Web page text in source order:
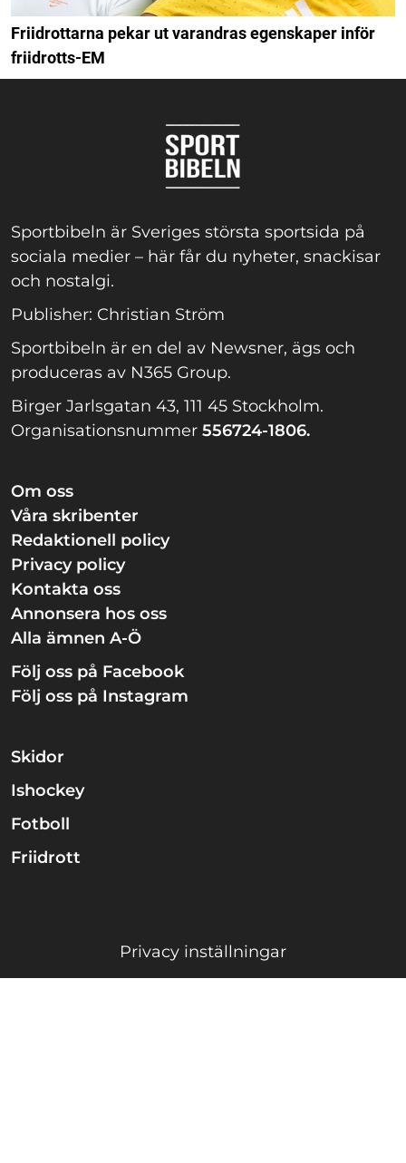
Friidrottarna pekar ut varandras egenskaper inför
friidrotts-EM
Sportbibeln är Sveriges största sportsida på
sociala medier – här får du nyheter, snackisar
och nostalgi.
Publisher: Christian Ström
Sportbibeln är en del av Newsner, ägs och
produceras av N365 Group.
Birger Jarlsgatan 43, 111 45 Stockholm.
Organisationsnummer 556724-1806.
Om oss
Våra skribenter
Redaktionell policy
Privacy policy
Kontakta oss
Annonsera hos oss
Alla ämnen A-Ö
Följ oss på Facebook
Följ oss på Instagram
Skidor
Ishockey
Fotboll
Friidrott
Privacy inställningar